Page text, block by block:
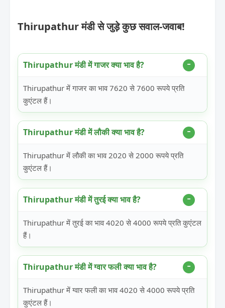
Thirupathur मंडी से जुड़े कुछ सवाल-जवाब!
Thirupathur मंडी में गाजर क्या भाव है?
Thirupathur में गाजर का भाव 7620 से 7600 रूपये प्रति
कुएंटल हैं।
Thirupathur मंडी में लौकी क्या भाव है?
Thirupathur में लौकी का भाव 2020 से 2000 रूपये प्रति
कुएंटल हैं।
Thirupathur मंडी में तुरई क्या भाव है?
Thirupathur में तुरई का भाव 4020 से 4000 रूपये प्रति कुएंटल
हैं।
Thirupathur मंडी में ग्वार फली क्या भाव है?
Thirupathur में ग्वार फली का भाव 4020 से 4000 रूपये प्रति
कुएंटल हैं।